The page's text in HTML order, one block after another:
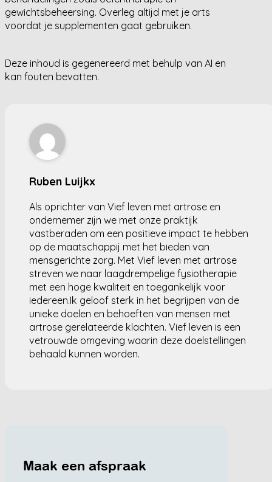
gewichtsbeheersing. Overleg altijd met je arts
voordat je supplementen gaat gebruiken.
Deze inhoud is gegenereerd met behulp van AI en
kan fouten bevatten.
Ruben Luijkx
Als oprichter van Vief leven met artrose en
ondernemer zijn we met onze praktijk
vastberaden om een positieve impact te hebben
op de maatschappij met het bieden van
mensgerichte zorg. Met Vief leven met artrose
streven we naar laagdrempelige fysiotherapie
met een hoge kwaliteit en toegankelijk voor
iedereen.Ik geloof sterk in het begrijpen van de
unieke doelen en behoeften van mensen met
artrose gerelateerde klachten. Vief leven is een
vetrouwde omgeving waarin deze doelstellingen
behaald kunnen worden.
Maak een afspraak